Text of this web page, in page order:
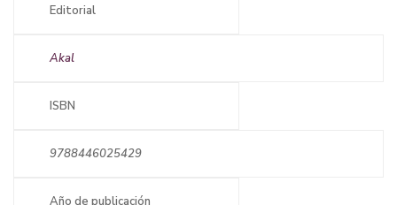
Editorial
Akal
ISBN
9788446025429
Año de publicación